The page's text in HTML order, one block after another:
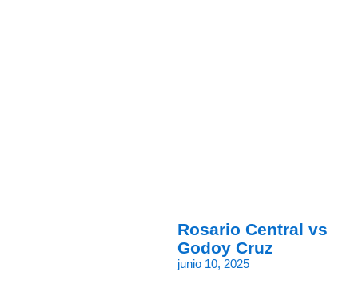
Rosario Central vs
Godoy Cruz
junio 10, 2025